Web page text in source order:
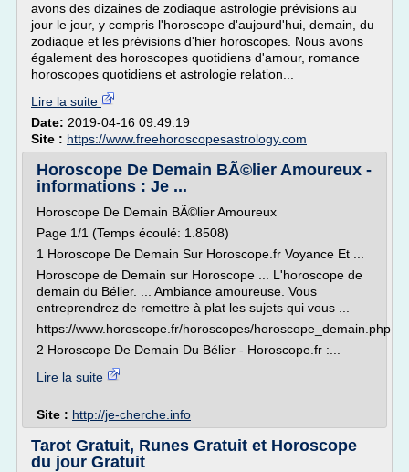
avons des dizaines de zodiaque astrologie prévisions au
jour le jour, y compris l'horoscope d'aujourd'hui, demain, du
zodiaque et les prévisions d'hier horoscopes. Nous avons
également des horoscopes quotidiens d'amour, romance
horoscopes quotidiens et astrologie relation...
Lire la suite
Date: 2019-04-16 09:49:19
Site : https://www.freehoroscopesastrology.com
Horoscope De Demain BÃ©lier Amoureux -
informations : Je ...
Horoscope De Demain BÃ©lier Amoureux
Page 1/1 (Temps écoulé: 1.8508)
1 Horoscope De Demain Sur Horoscope.fr Voyance Et ...
Horoscope de Demain sur Horoscope ... L'horoscope de
demain du Bélier. ... Ambiance amoureuse. Vous
entreprendrez de remettre à plat les sujets qui vous ...
https://www.horoscope.fr/horoscopes/horoscope_demain.php
2 Horoscope De Demain Du Bélier - Horoscope.fr :...
Lire la suite
Site : http://je-cherche.info
Tarot Gratuit, Runes Gratuit et Horoscope
du jour Gratuit